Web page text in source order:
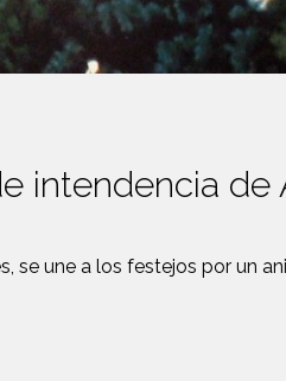
intendencia de
se une a los festejos por un